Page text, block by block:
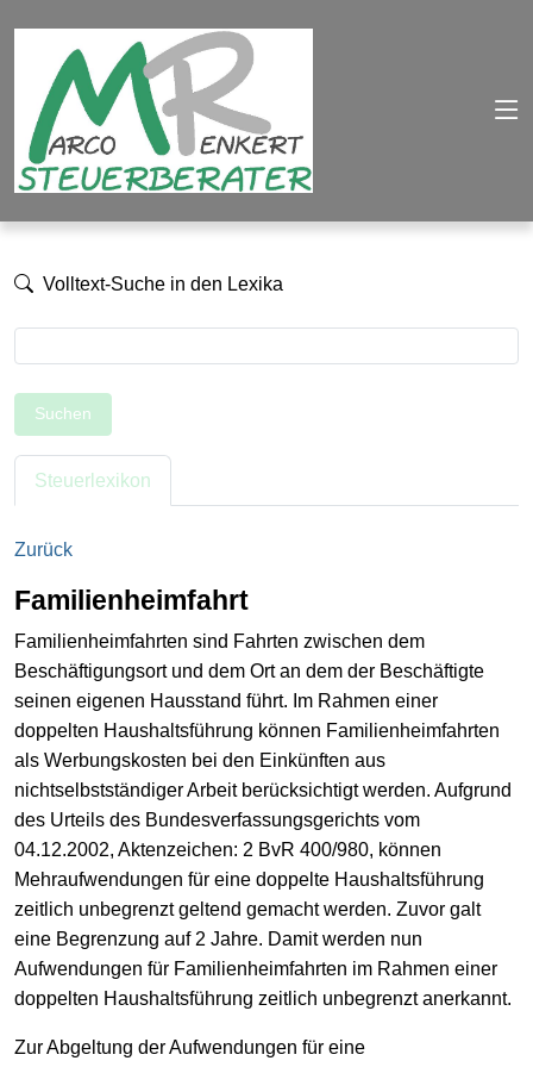
Volltext-Suche in den Lexika
Suchen
Steuerlexikon
Zurück
Familienheimfahrt
Familienheimfahrten sind Fahrten zwischen dem
Beschäftigungsort und dem Ort an dem der Beschäftigte
seinen eigenen Hausstand führt. Im Rahmen einer
doppelten Haushaltsführung können Familienheimfahrten
als Werbungskosten bei den Einkünften aus
nichtselbstständiger Arbeit berücksichtigt werden. Aufgrund
des Urteils des Bundesverfassungsgerichts vom
04.12.2002, Aktenzeichen: 2 BvR 400/980, können
Mehraufwendungen für eine doppelte Haushaltsführung
zeitlich unbegrenzt geltend gemacht werden. Zuvor galt
eine Begrenzung auf 2 Jahre. Damit werden nun
Aufwendungen für Familienheimfahrten im Rahmen einer
doppelten Haushaltsführung zeitlich unbegrenzt anerkannt.
Zur Abgeltung der Aufwendungen für eine